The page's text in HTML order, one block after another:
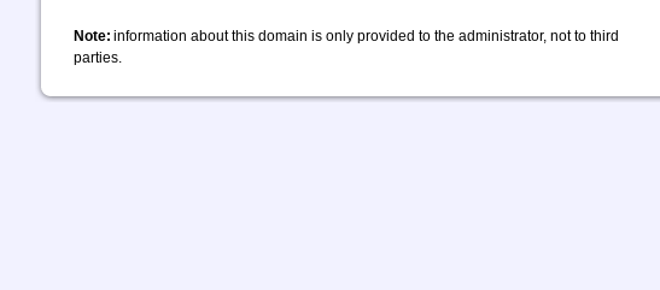
Note: information about this domain is only provided to the administrator, not to third
parties.